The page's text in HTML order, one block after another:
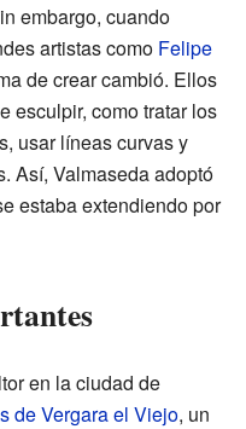
embargo, cuando
artistas como Felipe
de crear cambió. Ellos
esculpir, como tratar los
usar líneas curvas y
Así, Valmaseda adoptó
estaba extendiendo por
en la ciudad de
de Vergara el Viejo, un